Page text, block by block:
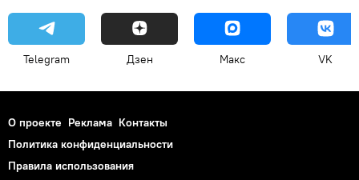
Telegram Дзен Макс VK
О проекте Реклама Контакты
Политика конфиденциальности
Правила использования